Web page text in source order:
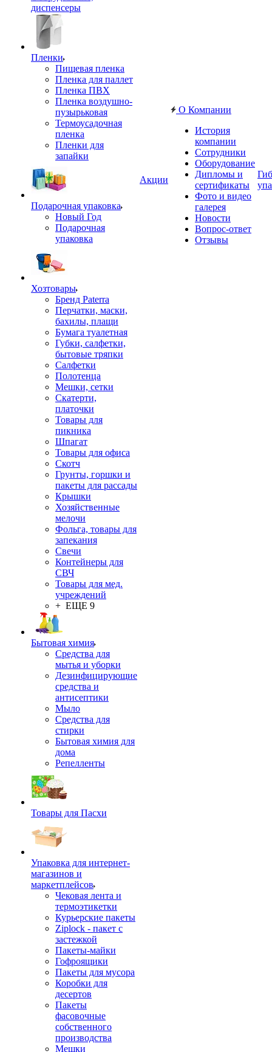
диспенсеры
Пленки
Пищевая пленка
Пленка для паллет
Пленка ПВХ
Пленка воздушно-
пузырьковая
Термоусадочная
пленка
Пленки для
запайки
Подарочная упаковка
Новый Год
Подарочная
упаковка
Хозтовары
Бренд Paterra
Перчатки, маски,
бахилы, плащи
Бумага туалетная
Губки, салфетки,
бытовые тряпки
Салфетки
Полотенца
Мешки, сетки
Скатерти,
платочки
Товары для
пикника
Шпагат
Товары для офиса
Скотч
Грунты, горшки и
пакеты для рассады
Крышки
Хозяйственные
мелочи
Фольга, товары для
запекания
Свечи
Контейнеры для
СВЧ
Товары для мед.
учреждений
+ ЕЩЕ 9
Бытовая химия
Средства для
мытья и уборки
Дезинфицирующие
средства и
антисептики
Мыло
Средства для
стирки
Бытовая химия для
дома
Репелленты
Товары для Пасхи
Упаковка для интернет-
магазинов и
маркетплейсов
Чековая лента и
термоэтикетки
Курьерские пакеты
Ziplock - пакет с
застежкой
Пакеты-майки
Гофроящики
Пакеты для мусора
Коробки для
десертов
Пакеты
фасовочные
собственного
производства
Мешки
Акции
О Компании
История
компании
Сотрудники
Оборудование
Дипломы и
сертификаты
Фото и видео
галерея
Новости
Вопрос-ответ
Отзывы